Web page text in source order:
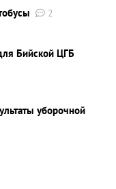
2
Бийской ЦГБ
уборочной